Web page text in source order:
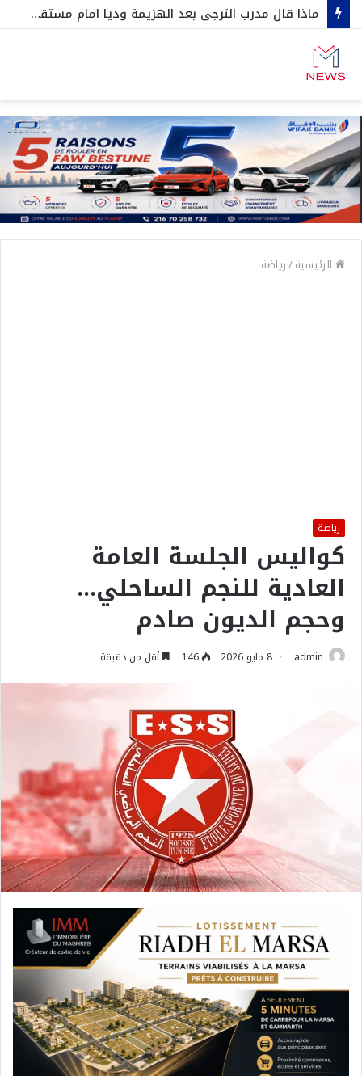
ماذا قال مدرب الترجي بعد الهزيمة وديا امام مستقبل المرسى
الرئيسية/رياضة
رياضة
كواليس الجلسة العامة
العادية للنجم الساحلي…
وحجم الديون صادم
admin 8 مايو 2026 146 أقل من دقيقة